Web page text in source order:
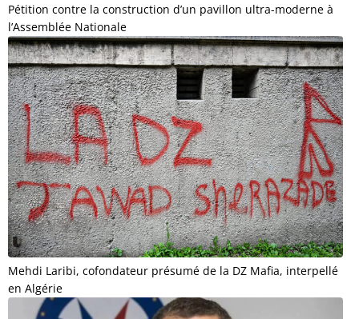
Pétition contre la construction d’un pavillon ultra-moderne à
l’Assemblée Nationale
Mehdi Laribi, cofondateur présumé de la DZ Mafia, interpellé
en Algérie